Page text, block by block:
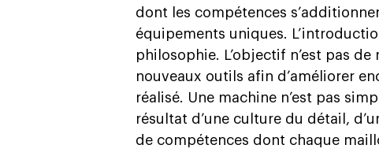
dont les compétences
équipements uniques.
philosophie. L’objectif n’est pas
nouveaux outils afin d’améliorer
réalisé. Une machine n’est pas
résultat d’une culture du détail,
de compétences dont chaque